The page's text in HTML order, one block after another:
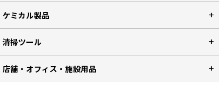
ケミカル製品
清掃ツール
店舗・オフィス・施設用品